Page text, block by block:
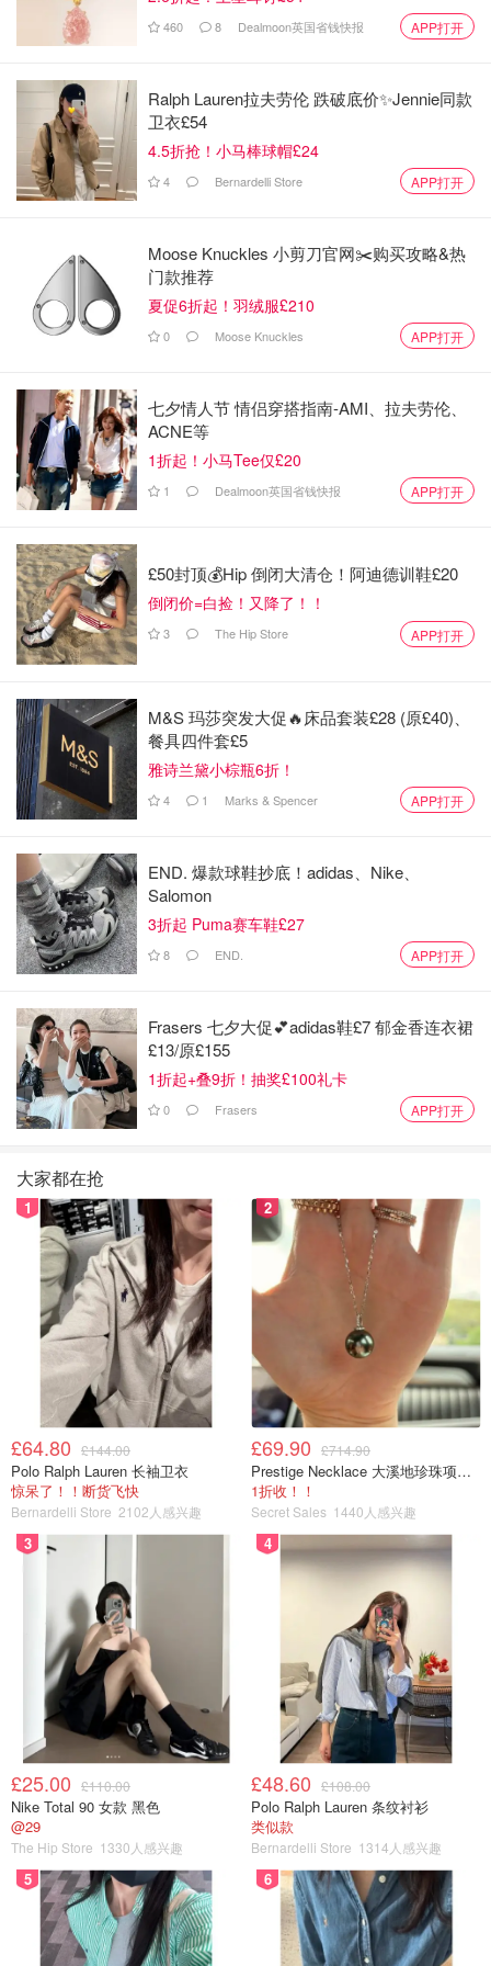
宿舍还配备健身房和餐厅，停车位有一般是有的。
细要求，宿舍会尽可能根据你的需求去分配你的室友。
学生宿舍好处
方便：学生宿舍都是包bill的，省去了自己每月去联络
房间都是standard的。公共区域有人定期打扫卫生。
押金低：相较于在外租房子的押金（一个月的租金
+），学生宿舍押金普遍就是200-500镑这个区间。
社交性强：学生宿舍有各种专业和国籍的学生，可以认
识很多来自五湖四海的新朋友。
安全性高：学生宿舍都是有24小时保安的，住户都是
学生身份。而且收快递也方便，有前台帮着收快递。
英国留学住宿 | 校外篇
英国留学租房种类
图片来源于@independent，版权属于原作者
考虑到隐私性比较好，可以自己选择室友以及空间比较大的
特点，很多人会选择私人租房。私人租房分为两种：House
和 Flat /Apartment。
私人住房的注意事项
熟练的话，可能在沟通中会出现不理解的地方。
图片来源于@roomclub，版权属于原作者
：英国的水电网公司并不像国内，是有很多私有公
司经营的，租房的话要自己申请水，电和网络的供应公
司然后并自己定期交账单。搬走的时候也要记得清空账
单并且关掉账户。
遇到不良房东和中介
：要说到和房东和中介斗智斗勇，
不少自己租房的小伙伴一定是有经验的。 比如说交完
钱就回应特别慢，家里东西坏了也等很久才修甚至不
修；随意克扣押金。这些小编在之后都会支招租房的注
意事项。
遇上二房东：大部分中介和房东是严禁租客二次转租房
子的，除非在房东同意的情况下。风险在于合同上只有
460 8 Dealmoon英国省钱快报 APP打开
Ralph Lauren拉夫劳伦 跌破底价✨Jennie同款
卫衣£54
4.5折抢！小马棒球帽£24
4 Bernardelli Store APP打开
Moose Knuckles 小剪刀官网✂️购买攻略&热
门款推荐
夏促6折起！羽绒服£210
0 Moose Knuckles APP打开
七夕情人节 情侣穿搭指南-AMI、拉夫劳伦、
ACNE等
1折起！小马Tee仅£20
1 Dealmoon英国省钱快报 APP打开
£50封顶💰Hip 倒闭大清仓！阿迪德训鞋£20
倒闭价=白捡！又降了！！
3 The Hip Store APP打开
M&S 玛莎突发大促🔥床品套装£28 (原£40)、
餐具四件套£5
雅诗兰黛小棕瓶6折！
4 1 Marks & Spencer APP打开
END. 爆款球鞋抄底！adidas、Nike、
Salomon
3折起 Puma赛车鞋£27
8 END. APP打开
Frasers 七夕大促💕adidas鞋£7 郁金香连衣裙
£13/原£155
1折起+叠9折！抽奖£100礼卡
0 Frasers APP打开
大家都在抢
1
£64.80 £144.00
Polo Ralph Lauren 长袖卫衣
惊呆了！！断货飞快
Bernardelli Store 2102人感兴趣
2
£69.90 £714.90
Prestige Necklace 大溪地珍珠项链 10-11mm
1折收！！
Secret Sales 1440人感兴趣
3
£25.00 £110.00
Nike Total 90 女款 黑色
@29
The Hip Store 1330人感兴趣
4
£48.60 £108.00
Polo Ralph Lauren 条纹衬衫
类似款
Bernardelli Store 1314人感兴趣
5 6